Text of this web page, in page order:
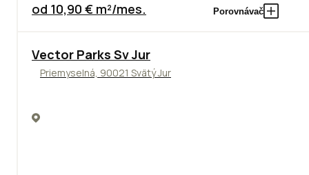
od 10,90 € m²/mes. Porovnávač
Vector Parks Sv Jur
Priemyselná, 90021 Svätý Jur